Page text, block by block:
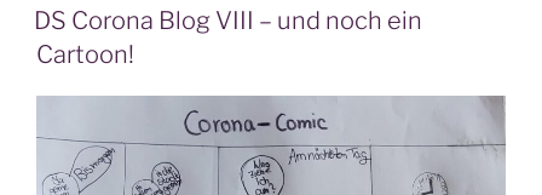
AM
DS Corona Blog VIII – und noch ein
Cartoon!